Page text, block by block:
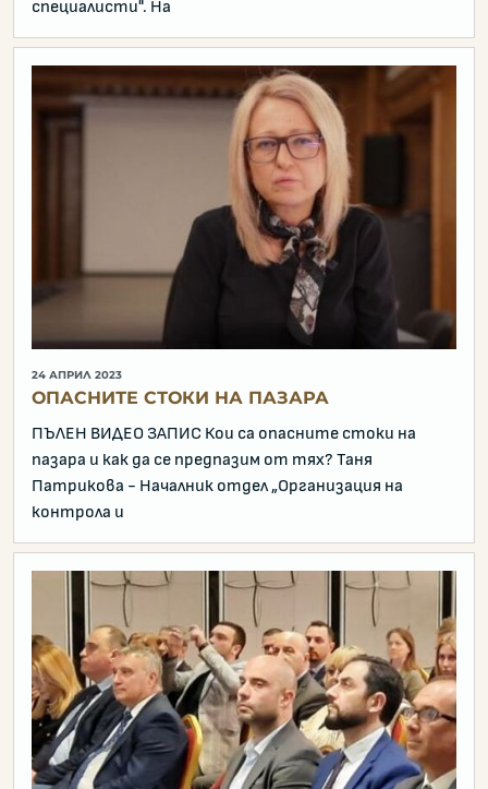
специалисти". На
24 АПРИЛ 2023
ОПАСНИТЕ СТОКИ НА ПАЗАРА
ПЪЛЕН ВИДЕО ЗАПИС Кои са опасните стоки на
пазара и как да се предпазим от тях? Таня
Патрикова - Началник отдел „Организация на
контрола и